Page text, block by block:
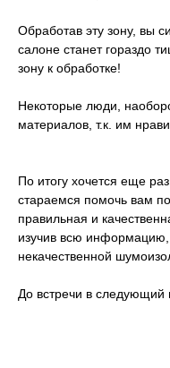
Обработав эту зону, вы
салоне станет гораздо
зону к обработке!
Некоторые люди,
материалов, т.к. им
По итогу хочется еще
стараемся помочь вам
правильная и
изучив всю информацию,
некачественной
До встречи в следующий